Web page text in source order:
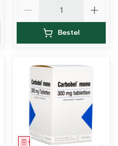
Bestel
Geneesmiddel